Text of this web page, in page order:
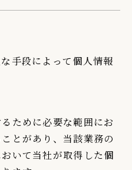
手段によって個人情報
ために必要な範囲にお
とがあり、当該業務の
いて当社が取得した個